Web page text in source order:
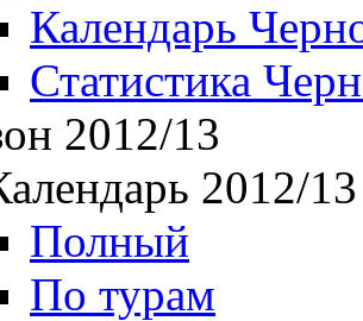
Календарь
Статистика
2012/13
2012/13
Полный
По турам